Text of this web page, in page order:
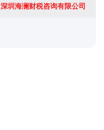
深圳海澜财税咨询有限公司